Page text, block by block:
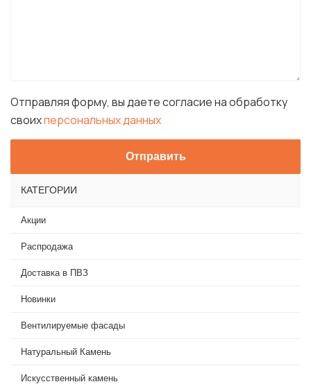
Отправляя форму, вы даете согласие на обработку
своихперсональных данных
КАТЕГОРИИ
Акции
Распродажа
Доставка в ПВЗ
Новинки
Вентилируемые фасады
Натуральный Камень
Искусственный камень